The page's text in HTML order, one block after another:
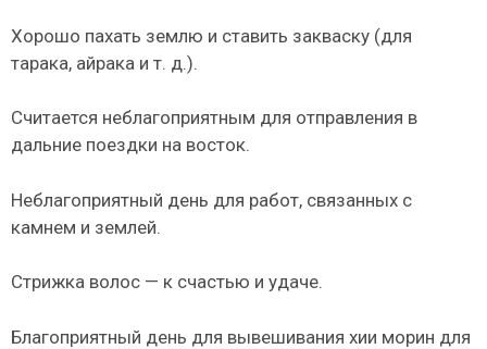
Хорошо пахать землю и ставить закваску (для
тарака, айрака и т. д.).
Считается неблагоприятным для отправления в
дальние поездки на восток.
Неблагоприятный день для работ, связанных с
камнем и землей.
Стрижка волос — к счастью и удаче.
Благоприятный день для вывешивания хии морин для